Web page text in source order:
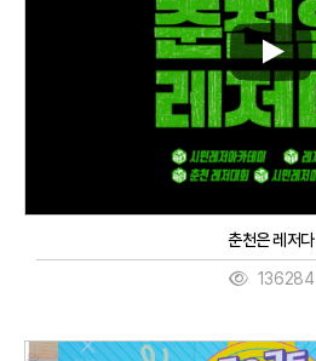
춘천은 레저다
136284